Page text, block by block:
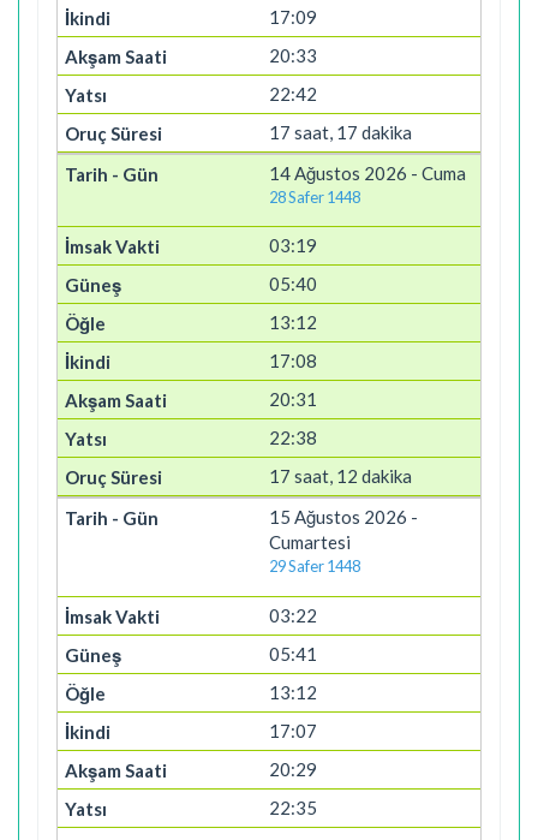
17:09
20:33
22:42
17 saat, 17 dakika
14 Ağustos 2026 - Cuma
28 Safer 1448
03:19
05:40
13:12
17:08
20:31
22:38
17 saat, 12 dakika
15 Ağustos 2026 -
Cumartesi
29 Safer 1448
03:22
05:41
13:12
17:07
20:29
22:35